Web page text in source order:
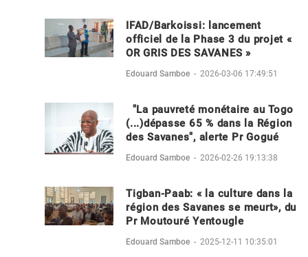
IFAD/Barkoissi: lancement
officiel de la Phase 3 du projet «
OR GRIS DES SAVANES »
Edouard Samboe - 2026-03-06 17:49:51
"La pauvreté monétaire au Togo
(...)dépasse 65 % dans la Région
des Savanes", alerte Pr Gogué
Edouard Samboe - 2026-02-26 19:13:38
Tigban-Paab: « la culture dans la
région des Savanes se meurt», du
Pr Moutouré Yentougle
Edouard Samboe - 2025-12-11 10:35:01